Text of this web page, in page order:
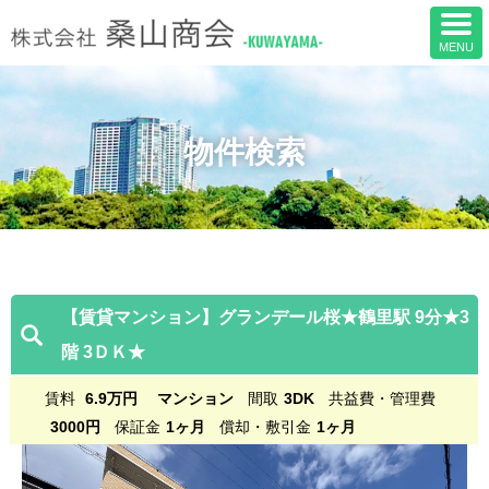
物件検索
【賃貸マンション】グランデール桜★鶴里駅 9分★3
階 3ＤＫ★
賃料 6.9万円 マンション 間取 3DK
共益費・管理費
3000円
保証金 1ヶ月 償却・敷引金 1ヶ月